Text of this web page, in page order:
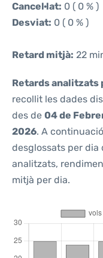
Cancel·lat: 0 ( 0 % )
Desviat: 0 ( 0 % )
Retard mitjà: 22
Retards analitzats
recollit les dades
des de 04 de
2026. A
desglossats per dia
analitzats,
mitjà per dia.